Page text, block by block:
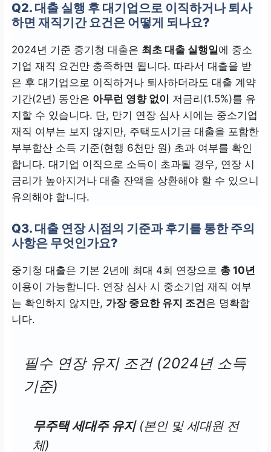
Q2. 대출 실행 후 대기업으로 이직하거나 퇴사
하면 재직기간 요건은 어떻게 되나요?
2024년 기준 중기청 대출은 최초 대출 실행일에 중소
기업 재직 요건만 충족하면 됩니다. 따라서 대출을 받
은 후 대기업으로 이직하거나 퇴사하더라도 대출 계약
기간(2년) 동안은 아무런 영향 없이
저금리(1.5%)를 유
지할 수 있습니다. 단, 만기 연장 심사 시에는 중소기업
재직 여부는 보지 않지만, 주택도시기금 대출을 포함한
부부합산 소득 기준(현행 6천만 원) 초과 여부를 확인
합니다. 대기업 이직으로 소득이 초과될 경우, 연장 시
금리가 높아지거나 대출 잔액을 상환해야 할 수 있으니
유의해야 합니다.
Q3. 대출 연장 시점의 기준과 후기를 통한 주의
사항은 무엇인가요?
중기청 대출은 기본 2년에 최대 4회 연장으로 총 10년
이용이 가능합니다. 연장 심사 시 중소기업 재직 여부
는 확인하지 않지만, 가장 중요한 유지 조건은 명확합
니다.
필수 연장 유지 조건 (2024년 소득
기준)
무주택 세대주 유지(본인 및 세대원 전
체)